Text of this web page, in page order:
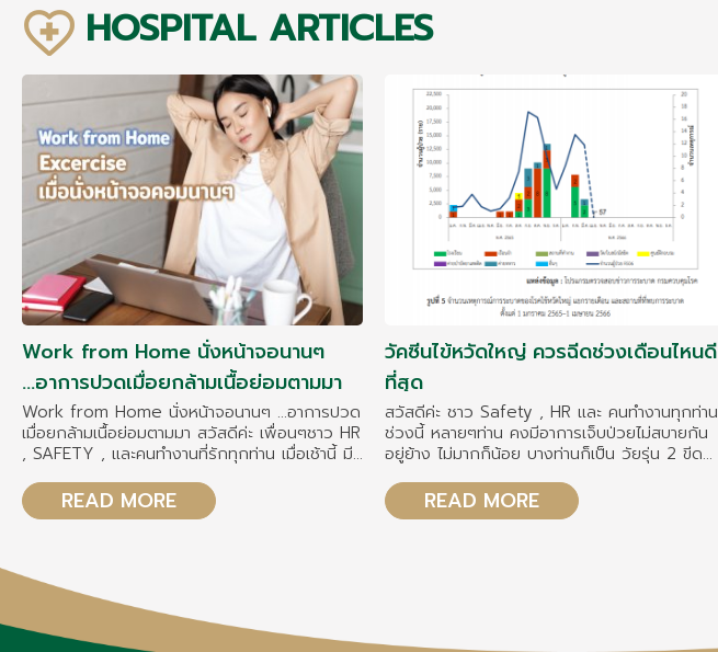
HOSPITAL ARTICLES
Work from Home นั่งหน้าจอนานๆ
...อาการปวดเมื่อยกล้ามเนื้อย่อมตามมา
Work from Home นั่งหน้าจอนานๆ ...อาการปวด
เมื่อยกล้ามเนื้อย่อมตามมา สวัสดีค่ะ เพื่อนๆชาว HR
, SAFETY , และคนทำงานที่รักทุกท่าน เมื่อเช้านี้ มี
ฐานะของหมออาชีวะเวชศาสตร์ ก็จะต้องมีการ
สอบถามเกี่ยวกับ ตำแหน่งงาน ลักษณะการทำงาน
ประชุมออนไลน์ด้วย หมอเลยถามว่า...มีปัญหา
สุขภาพอะไรบ้าง
READ MORE
วัคซีนไข้หวัดใหญ่ ควรฉีดช่วงเดือนไหนดี
ที่สุด
สวัสดีค่ะ ชาว Safety , HR และ คนทำงานทุกท่าน
ช่วงนี้ หลายๆท่าน คงมีอาการเจ็บป่วยไม่สบายกัน
อยู่ย้าง ไม่มากก็น้อย บางท่านก็เป็น วัยรุ่น 2 ขีด
หลายๆท่านทราบดีอยู่แล้วว่า ปกติ เราจะฉีดวัคซีน
ป้องกันไข้หวัดใหญ่ กันปีละครั้ง .... ทีนี้ วันก่อน มี
ช่วงที่มีการแพร่ระบาดของเชื้อไข้หวัดใหญ่มากที่สุด
READ MORE